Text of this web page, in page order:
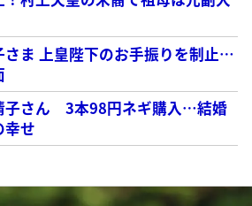
さま 上皇陛下のお手振りを制止…
子さん 3本98円ネギ購入…結婚
幸せ